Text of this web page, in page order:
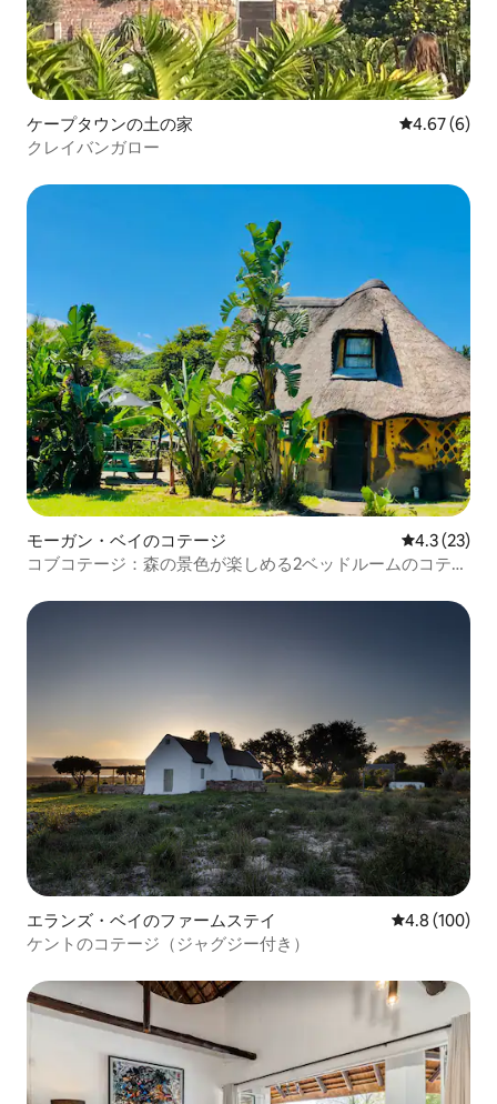
ケープタウンの土の家 レビュー6
4.67 (6)
クレイバンガロー
モーガン・ベイのコテージ レビュー23
4.3 (23)
コブコテージ：森の景色が楽しめる2ベッドルームのコテー
エランズ・ベイのファームステイ レビュー100
4.8 (100)
ケントのコテージ（ジャグジー付き）